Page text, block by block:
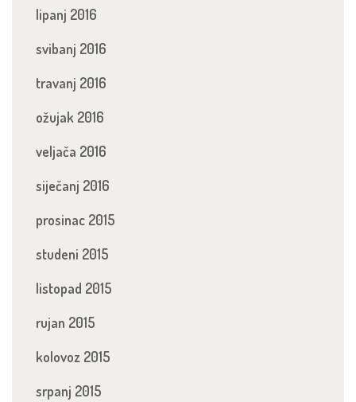
lipanj 2016
svibanj 2016
travanj 2016
ožujak 2016
veljača 2016
siječanj 2016
prosinac 2015
studeni 2015
listopad 2015
rujan 2015
kolovoz 2015
srpanj 2015